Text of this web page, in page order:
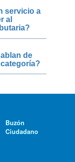
servicio a
al
de
Buzón
Ciudadano